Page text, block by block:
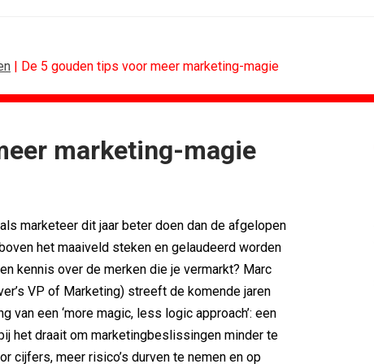
| De 5 gouden tips voor meer marketing-magie
marketing-magie
marketeer dit jaar beter doen dan de afgelopen
het maaiveld steken en gelaudeerd worden
kennis over de merken die je vermarkt? Marc
VP of Marketing) streeft de komende jaren
van een ‘more magic, less logic approach’: een
het draait om marketingbeslissingen minder te
cijfers, meer risico’s durven te nemen en op
met...
voor...
uitbundiger...
de...
MEDIA
Tien nieuwe genomineerden voor Ster...
Storytel zet luisteren onderweg...
Ster start Goede Loeki
Margriet van der Linden blijft...